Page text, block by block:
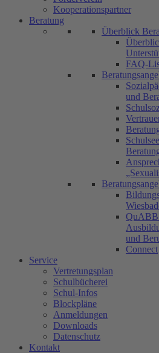
Kooperationspartner
Beratung
Überblick
FAQ-
und
und
Connect
Service
Vertretungsplan
Schulbücherei
Schul-Infos
Blockpläne
Anmeldungen
Downloads
Datenschutz
Kontakt